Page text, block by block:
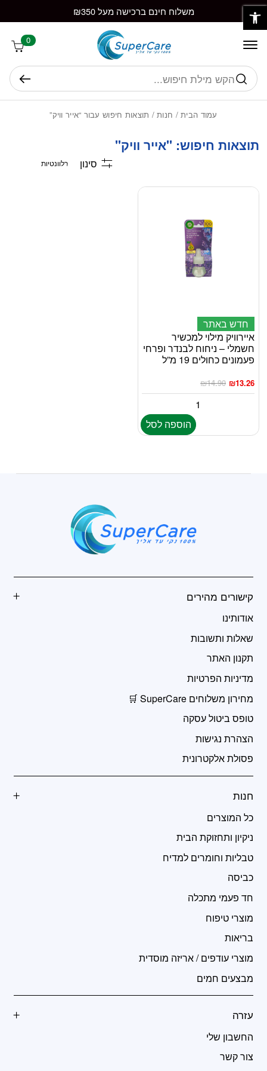
Skip to Content משלוח חינם ברכישה מעל ₪350
0
חיפוש
עמוד הבית/ חנות/ תוצאות חיפוש עבור “אייר וויק”
תוצאות חיפוש: "אייר וויק"
סינון
חדש באתר
איירוויק מילוי למכשיר
חשמלי – ניחוח לבנדר ופרחי
פעמונים כחולים 19 מ”ל
₪14.90 ₪13.26
הוספה לסל
קישורים מהירים
אודותינו
שאלות ותשובות
תקנון האתר
מדיניות הפרטיות
מחירון משלוחים SuperCare 🛒
טופס ביטול עסקה
הצהרת נגישות
פסולת אלקטרונית
חנות
כל המוצרים
ניקיון ותחזוקת הבית
טבליות וחומרים למדיח
כביסה
חד פעמי מתכלה
מוצרי טיפוח
בריאות
מוצרי עודפים / אריזה מוסדית
מבצעים חמים
עזרה
החשבון שלי
צור קשר
בחזרה למעלה
פתח סרגל נגישות